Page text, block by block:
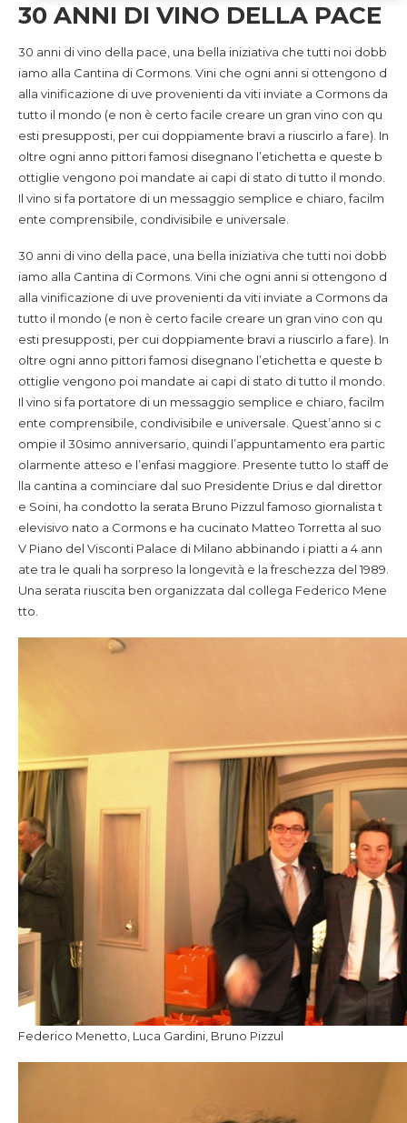
30 ANNI DI VINO DELLA PACE
30 anni di vino della pace, una bella iniziativa che tutti noi dobb
iamo alla Cantina di Cormons. Vini che ogni anni si ottengono d
alla vinificazione di uve provenienti da viti inviate a Cormons da
tutto il mondo (e non è certo facile creare un gran vino con qu
esti presupposti, per cui doppiamente bravi a riuscirlo a fare). In
oltre ogni anno pittori famosi disegnano l’etichetta e queste b
ottiglie vengono poi mandate ai capi di stato di tutto il mondo.
Il vino si fa portatore di un messaggio semplice e chiaro, facilm
ente comprensibile, condivisibile e universale.
30 anni di vino della pace, una bella iniziativa che tutti noi dobb
iamo alla Cantina di Cormons. Vini che ogni anni si ottengono d
alla vinificazione di uve provenienti da viti inviate a Cormons da
tutto il mondo (e non è certo facile creare un gran vino con qu
esti presupposti, per cui doppiamente bravi a riuscirlo a fare). In
oltre ogni anno pittori famosi disegnano l’etichetta e queste b
ottiglie vengono poi mandate ai capi di stato di tutto il mondo.
Il vino si fa portatore di un messaggio semplice e chiaro, facilm
ente comprensibile, condivisibile e universale. Quest’anno si c
ompie il 30simo anniversario, quindi l’appuntamento era partic
olarmente atteso e l’enfasi maggiore. Presente tutto lo staff de
lla cantina a cominciare dal suo Presidente Drius e dal direttor
e Soini, ha condotto la serata Bruno Pizzul famoso giornalista t
elevisivo nato a Cormons e ha cucinato Matteo Torretta al suo
V Piano del Visconti Palace di Milano abbinando i piatti a 4 ann
ate tra le quali ha sorpreso la longevità e la freschezza del 1989.
Una serata riuscita ben organizzata dal collega Federico Mene
tto.
Federico Menetto, Luca Gardini, Bruno Pizzul